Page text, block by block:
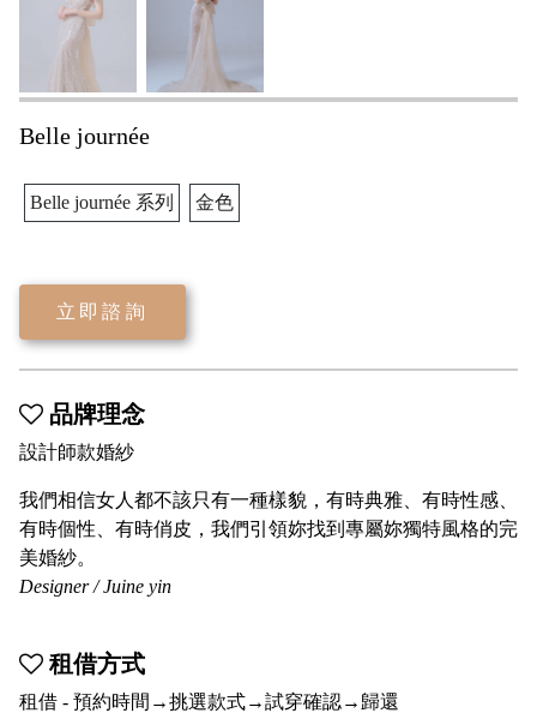
Belle journée
Belle journée 系列 金色
立即諮詢
品牌理念
設計師款婚紗
我們相信女人都不該只有一種樣貌，有時典雅、有時性感、
有時個性、有時俏皮，我們引領妳找到專屬妳獨特風格的完
美婚紗。
Designer / Juine yin
租借方式
租借 - 預約時間→挑選款式→試穿確認→歸還